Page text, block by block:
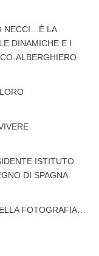
NECCI…È LA
DINAMICHE E I
ALBERGHIERO
ISTITUTO
DI SPAGNA
FOTOGRAFIA…